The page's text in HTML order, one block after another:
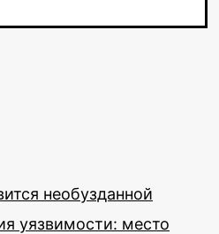
необузданной
уязвимости: место